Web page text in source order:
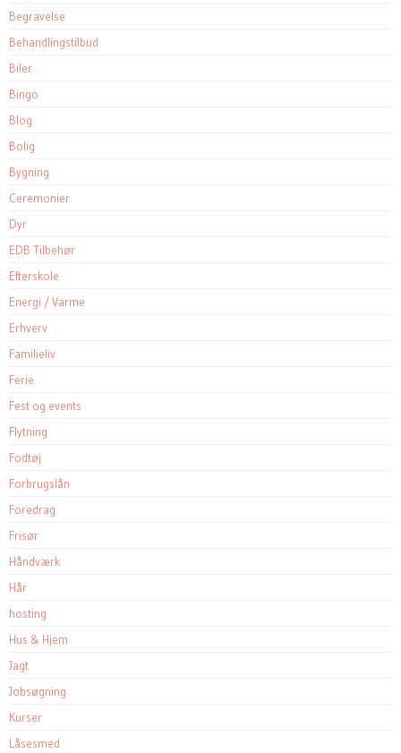
Begravelse
Behandlingstilbud
Biler
Bingo
Blog
Bolig
Bygning
Ceremonier
Dyr
EDB Tilbehør
Efterskole
Energi / Varme
Erhverv
Familieliv
Ferie
Fest og events
Flytning
Fodtøj
Forbrugslån
Foredrag
Frisør
Håndværk
Hår
hosting
Hus & Hjem
Jagt
Jobsøgning
Kurser
Låsesmed